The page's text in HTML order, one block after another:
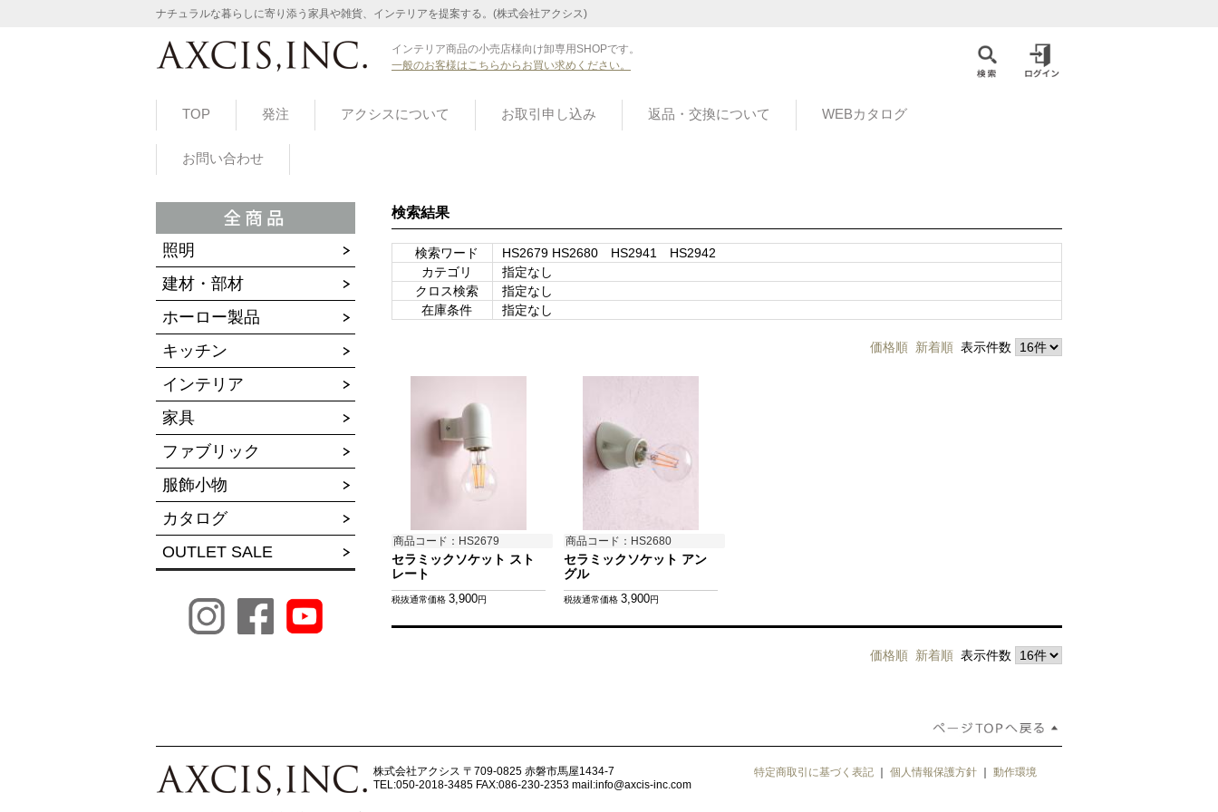
ナチュラルな暮らしに寄り添う家具や雑貨、インテリアを提案する。(株式会社アクシス)
インテリア商品の小売店様向け卸専用SHOPです。
一般のお客様はこちらからお買い求めください。
TOP 発注 アクシスについて お取引申し込み 返品・交換について WEBカタログ
お問い合わせ
照明
建材・部材
ホーロー製品
キッチン
インテリア
家具
ファブリック
服飾小物
カタログ
OUTLET SALE
検索結果
検索ワード
HS2679 HS2680 HS2941 HS2942
カテゴリ
指定なし
クロス検索
指定なし
在庫条件
指定なし
価格順 新着順 表示件数
商品コード：HS2679
セラミックソケット スト
レート
税抜通常価格 3,900円
商品コード：HS2680
セラミックソケット アン
グル
税抜通常価格 3,900円
価格順 新着順 表示件数
株式会社アクシス 〒709-0825 赤磐市馬屋1434-7
TEL:050-2018-3485 FAX:086-230-2353 mail:info@axcis-inc.com
特定商取引に基づく表記 ｜ 個人情報保護方針 ｜ 動作環境